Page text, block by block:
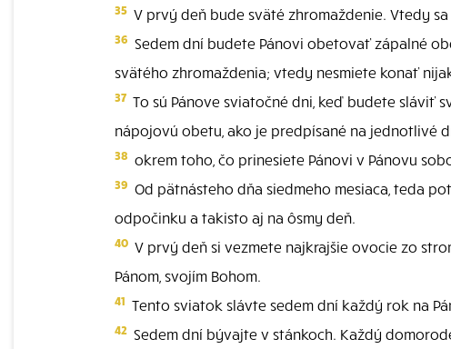
35 V prvý deň bude sväté zhromaždenie. Vtedy
36 Sedem dní budete Pánovi obetovať zápalné
svätého zhromaždenia; vtedy nesmiete konať
37 To sú Pánove sviatočné dni, keď budete sláviť
nápojovú obetu, ako je predpísané na jednotlivé
38 okrem toho, čo prinesiete Pánovi v Pánovu
39 Od pätnásteho dňa siedmeho mesiaca, teda
odpočinku a takisto aj na ôsmy deň.
40 V prvý deň si vezmete najkrajšie ovocie zo
Pánom, svojím Bohom.
41 Tento sviatok slávte sedem dní každý rok na
42 Sedem dní bývajte v stánkoch. Každý